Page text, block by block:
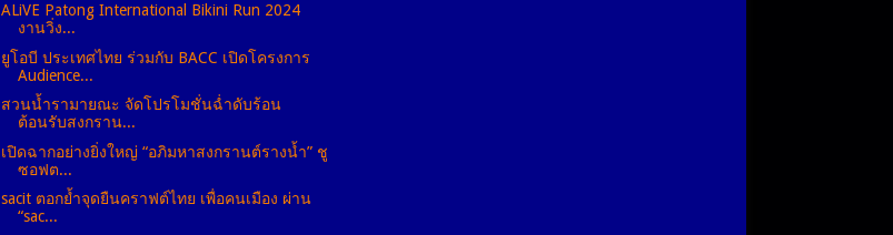
ALiVE Patong International Bikini Run 2024
งานวิ่ง...
ยูโอบี ประเทศไทย ร่วมกับ BACC เปิดโครงการ
Audience...
สวนน้ำรามายณะ จัดโปรโมชั่นฉ่ำดับร้อน
ต้อนรับสงกราน...
เปิดฉากอย่างยิ่งใหญ่ “อภิมหาสงกรานต์รางน้ำ” ชู
ซอฟต...
sacit ตอกย้ำจุดยืนคราฟต์ไทย เพื่อคนเมือง ผ่าน
“sac...